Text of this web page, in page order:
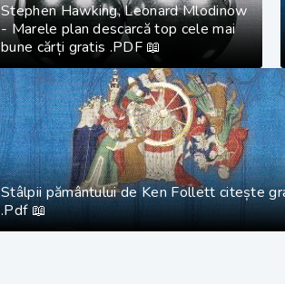
Stephen Hawking, Leonard Mlodinow
- Marele plan descarcă top cele mai
bune cărți gratis .PDF 📖
Stâlpii pământului de Ken Follett citește
.Pdf 📖